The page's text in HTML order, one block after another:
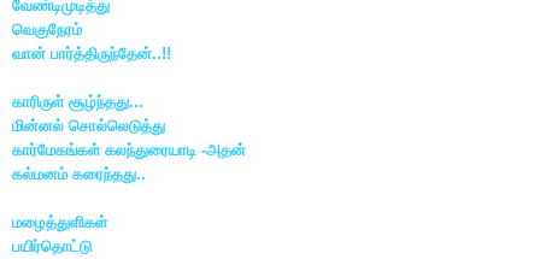
வேண்டிமுடித்து
வெகுநேரம்
வான் பார்த்திருந்தேன்..!!
காரிருள் சூழ்ந்தது...
மின்னல் சொல்லெடுத்து
கார்மேகங்கள் கலந்துரையாடி -அதன்
கல்மனம் கரைந்தது..
மழைத்துளிகள்
பயிர்தொட்டு